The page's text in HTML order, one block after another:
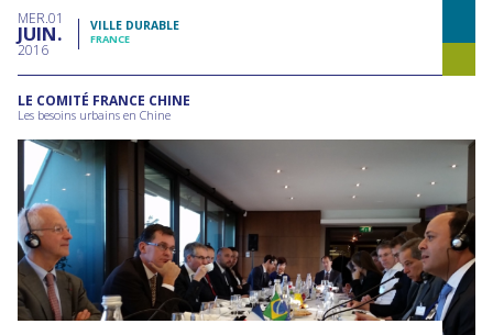
MER 01
JUIN
2016
VILLE DURABLE
FRANCE
LE COMITÉ FRANCE CHINE
Les besoins urbains en Chine